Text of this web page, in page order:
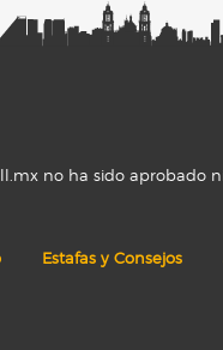
no ha sido aprobado
Estafas y Consejos